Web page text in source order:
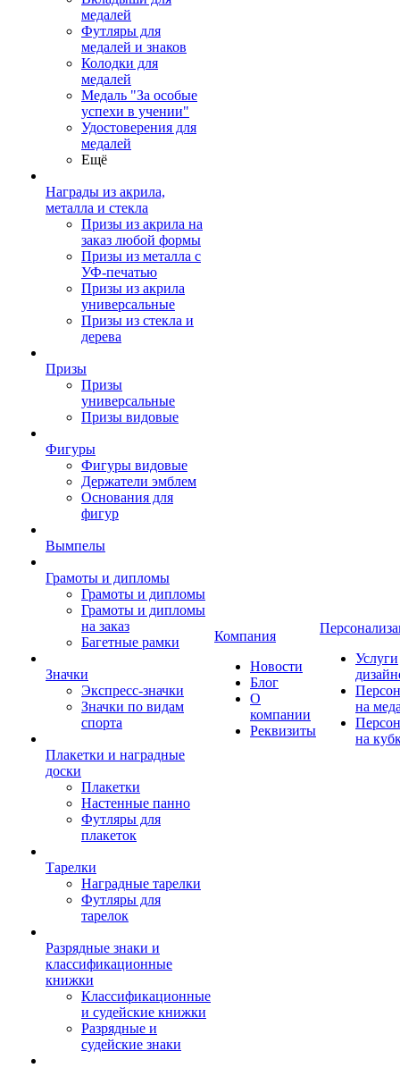
медалей
Футляры для
медалей и знаков
Колодки для
медалей
Медаль "За особые
успехи в учении"
Удостоверения для
медалей
Ещё
Награды из акрила,
металла и стекла
Призы из акрила на
заказ любой формы
Призы из металла с
УФ-печатью
Призы из акрила
универсальные
Призы из стекла и
дерева
Призы
Призы
универсальные
Призы видовые
Фигуры
Фигуры видовые
Держатели эмблем
Основания для
фигур
Вымпелы
Грамоты и дипломы
Грамоты и дипломы
Грамоты и дипломы
на заказ
Багетные рамки
Значки
Экспресс-значки
Значки по видам
спорта
Плакетки и наградные
доски
Плакетки
Настенные панно
Футляры для
плакеток
Тарелки
Наградные тарелки
Футляры для
тарелок
Разрядные знаки и
классификационные
книжки
Классификационные
и судейские книжки
Разрядные и
судейские знаки
Компания
Новости
Блог
О
компании
Реквизиты
Услуги
на
на